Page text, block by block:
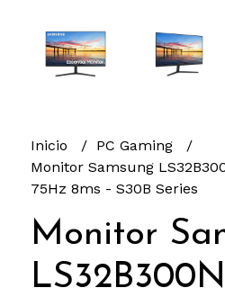
Inicio
PC Gaming
Monitor Samsung
75Hz 8ms - S30B Series
Monitor